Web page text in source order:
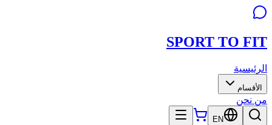
SPORT TO FIT
الرئيسية
الأقسام
من نحن
EN